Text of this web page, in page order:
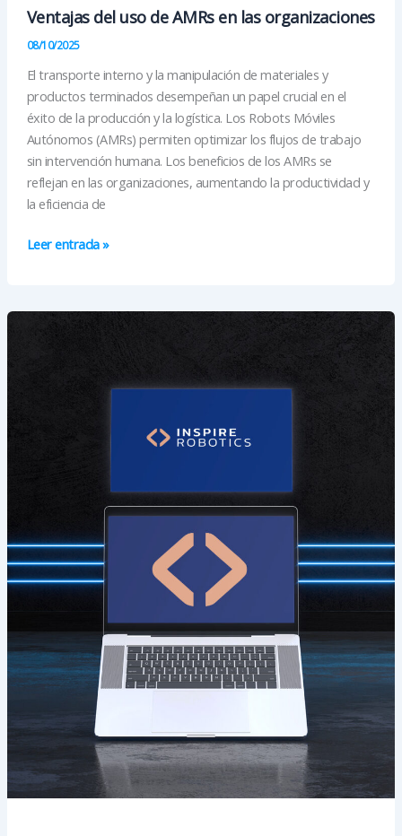
Ventajas del uso de AMRs en las organizaciones
08/10/2025
El transporte interno y la manipulación de materiales y
productos terminados desempeñan un papel crucial en el
éxito de la producción y la logística. Los Robots Móviles
Autónomos (AMRs) permiten optimizar los flujos de trabajo
sin intervención humana. Los beneficios de los AMRs se
reflejan en las organizaciones, aumentando la productividad y
la eficiencia de
Ventajas
de
Leer entrada »